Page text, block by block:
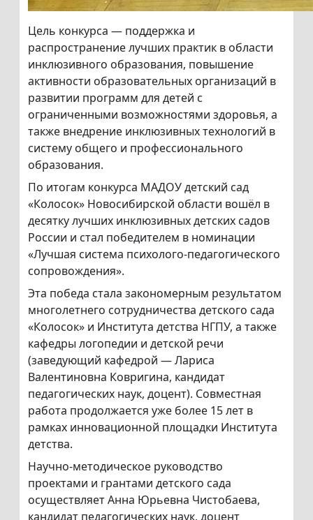
Цель конкурса — поддержка и
распространение лучших практик в области
инклюзивного образования, повышение
активности образовательных организаций в
развитии программ для детей с
ограниченными возможностями здоровья, а
также внедрение инклюзивных технологий в
систему общего и профессионального
образования.
По итогам конкурса МАДОУ детский сад
«Колосок» Новосибирской области вошёл в
десятку лучших инклюзивных детских садов
России и стал победителем в номинации
«Лучшая система психолого-педагогического
сопровождения».
Эта победа стала закономерным результатом
многолетнего сотрудничества детского сада
«Колосок» и Института детства НГПУ, а также
кафедры логопедии и детской речи
(заведующий кафедрой — Лариса
Валентиновна Ковригина, кандидат
педагогических наук, доцент). Совместная
работа продолжается уже более 15 лет в
рамках инновационной площадки Института
детства.
Научно-методическое руководство
проектами и грантами детского сада
осуществляет Анна Юрьевна Чистобаева,
кандидат педагогических наук, доцент